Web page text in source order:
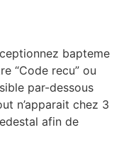
bapteme
“Code recu” ou
par-dessous
n’apparait chez 3
afin de